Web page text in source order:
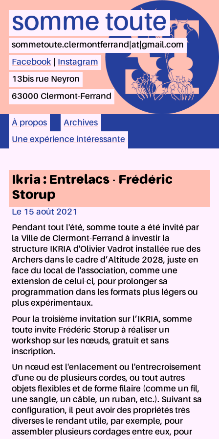
somme toute
sommetoute.clermontferrand|at|gmail.com
Facebook
Instagram
13bis rue Neyron
63000 Clermont-Ferrand
À propos
Archives
Une expérience intéressante
Ikria : Entrelacs - Frédéric
Storup
Le 15 août 2021
Pendant tout l'été, somme toute a été invité par
la Ville de Clermont-Ferrand à investir la
structure IKRIA d'Olivier Vadrot installée rue des
Archers dans le cadre d’Altitude 2028, juste en
face du local de l'association, comme une
extension de celui-ci, pour prolonger sa
programmation dans les formats plus légers ou
plus expérimentaux.
Pour la troisième invitation sur l’IKRIA, somme
toute invite Frédéric Storup à réaliser un
workshop sur les nœuds, gratuit et sans
inscription.
Un nœud est l'enlacement ou l'entrecroisement
d'une ou de plusieurs cordes, ou tout autres
objets flexibles et de forme filaire (comme un fil,
une sangle, un câble, un ruban, etc.). Suivant sa
configuration, il peut avoir des propriétés très
diverses le rendant utile, par exemple, pour
assembler plusieurs cordages entre eux, pour